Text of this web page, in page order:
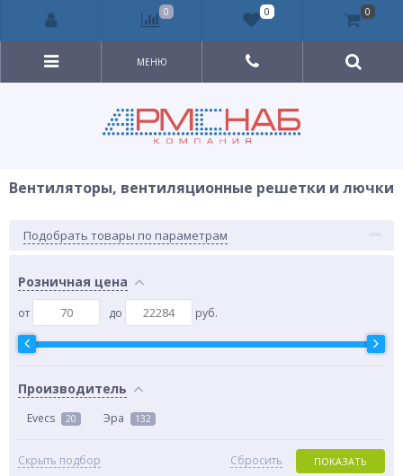
МЕНЮ
Вентиляторы, вентиляционные решетки и лючки
Подобрать товары по параметрам
Розничная цена
от до руб.
Производитель
Evecs 20 Эра 132
Скрыть подбор ПОКАЗАТЬ
Сбросить
0 0 0